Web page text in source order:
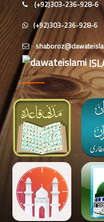
مشورہ
کراچی کے علاقے PIB کالونی میں
ماہانہ سیکھنے سکھانے کا حلقہ، پردے کی
اہمیت پر بیان
ذمہ داران کا آن لائن مشورہ، بحریہ
ٹاؤن میں دینی کام کو فروغ دینے پر
تبادلہ ٔخیال
مرکزی فیضانِ صحابیات میں شعبہ
جامعۃ المدینہ گرلز کا لرننگ سیشن
(+92)303-236-928-6
(+92)303-236-928-6